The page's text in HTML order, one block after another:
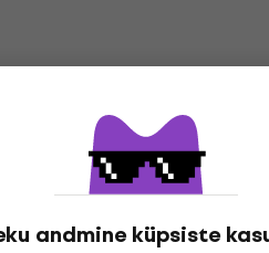
andmine küpsiste